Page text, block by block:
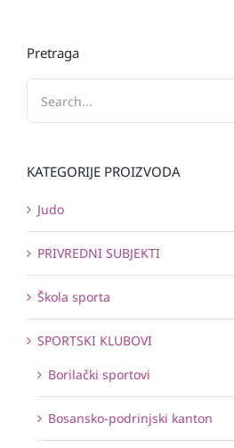
Pretraga
KATEGORIJE PROIZVODA
Judo
PRIVREDNI SUBJEKTI
Škola sporta
SPORTSKI KLUBOVI
Borilački sportovi
Bosansko-podrinjski kanton